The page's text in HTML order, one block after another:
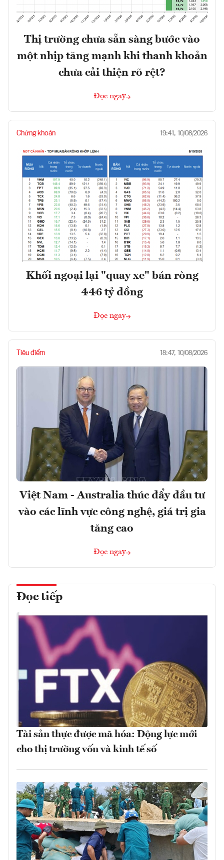
Thị trường chưa sẵn sàng bước vào
một nhịp tăng mạnh khi thanh khoản
chưa cải thiện rõ rệt?
Đọc ngay
Chứng khoán 19:41, 10/08/2026
Khối ngoại lại "quay xe" bán ròng
446 tỷ đồng
Đọc ngay
Tiêu điểm 18:47, 10/08/2026
Việt Nam - Australia thúc đẩy đầu tư
vào các lĩnh vực công nghệ, giá trị gia
tăng cao
Đọc ngay
Đọc tiếp
Tài sản thực được mã hóa: Động lực mới
cho thị trường vốn và kinh tế số